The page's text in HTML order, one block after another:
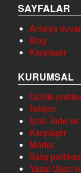
SAYFALAR
Antalya duvar
Blog
Karşılaştır
KURUMSAL
Gizlilik
İletişim
İptal, İade ve
Karşılaştır
Marka
Satış
Yasal Uyarı